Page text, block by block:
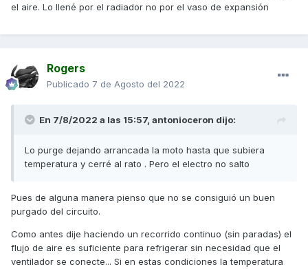
el aire. Lo llené por el radiador no por el vaso de expansión
Rogers
Publicado 7 de Agosto del 2022
En 7/8/2022 a las 15:57, antonioceron dijo:
Lo purge dejando arrancada la moto hasta que subiera
temperatura y cerré al rato . Pero el electro no salto
Pues de alguna manera pienso que no se consiguió un buen
purgado del circuito.
Como antes dije haciendo un recorrido continuo (sin paradas) el
flujo de aire es suficiente para refrigerar sin necesidad que el
ventilador se conecte... Si en estas condiciones la temperatura